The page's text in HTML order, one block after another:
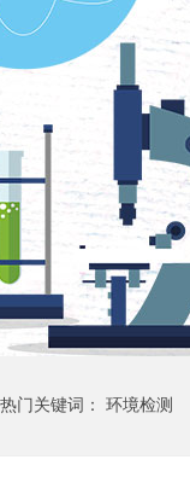
热门关键词： 环境检测